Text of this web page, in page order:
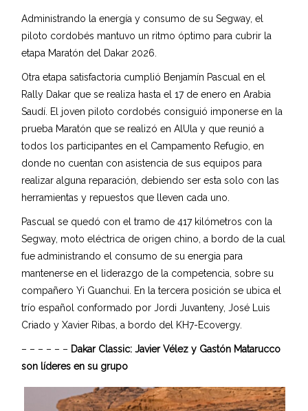
Administrando la energía y consumo de su Segway, el
piloto cordobés mantuvo un ritmo óptimo para cubrir la
etapa Maratón del Dakar 2026.
Otra etapa satisfactoria cumplió Benjamín Pascual en el
Rally Dakar que se realiza hasta el 17 de enero en Arabia
Saudí. El joven piloto cordobés consiguió imponerse en la
prueba Maratón que se realizó en AlUla y que reunió a
todos los participantes en el Campamento Refugio, en
donde no cuentan con asistencia de sus equipos para
realizar alguna reparación, debiendo ser esta solo con las
herramientas y repuestos que lleven cada uno.
Pascual se quedó con el tramo de 417 kilómetros con la
Segway, moto eléctrica de origen chino, a bordo de la cual
fue administrando el consumo de su energia para
mantenerse en el liderazgo de la competencia, sobre su
compañero Yi Guanchui. En la tercera posición se ubica el
trío español conformado por Jordi Juvanteny, José Luis
Criado y Xavier Ribas, a bordo del KH7-Ecovergy.
– – – – – – Dakar Classic: Javier Vélez y Gastón Matarucco
son líderes en su grupo